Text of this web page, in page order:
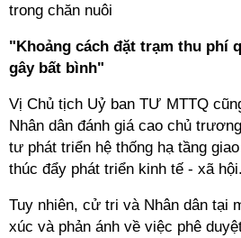
trong chăn nuôi
"Khoảng cách đặt trạm thu phí
gây bất bình"
Vị Chủ tịch Uỷ ban TƯ MTTQ
Nhân dân đánh giá cao chủ
tư phát triển hệ thống hạ tầng
thúc đẩy phát triển kinh tế - xã hội.
Tuy nhiên, cử tri và Nhân dân tại
xúc và phản ánh về việc phê